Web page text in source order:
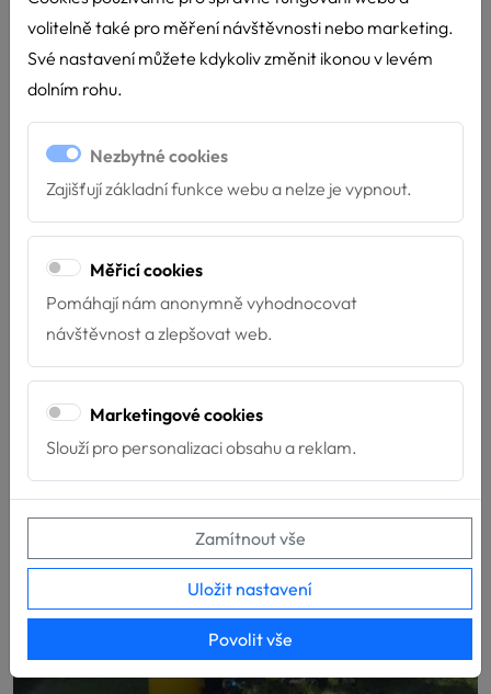
Děkujeme Nadaci ČEZ
15.4.2026
kde je to nejvíce potřeba! Velmi si vá...
volitelně také pro měření návštěvnosti nebo marketing.
Své nastavení můžete kdykoliv změnit ikonou v levém
dolním rohu.
Nezbytné cookies
Zajišťují základní funkce webu a nelze je vypnout.
Měřicí cookies
Pomáhají nám anonymně vyhodnocovat
návštěvnost a zlepšovat web.
Marketingové cookies
Slouží pro personalizaci obsahu a reklam.
Zamítnout vše
Uložit nastavení
Povolit vše